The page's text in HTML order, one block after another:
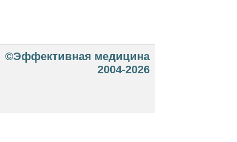
©Эффективная медицина
2004-2026